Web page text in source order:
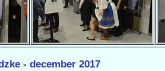
- december 2017